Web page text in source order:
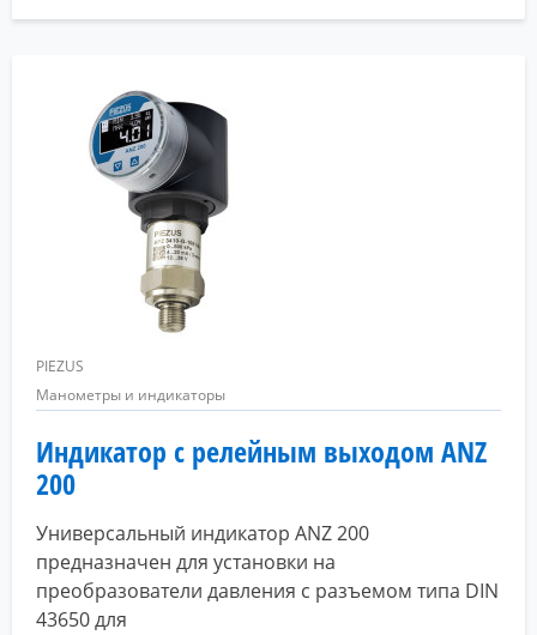
PIEZUS
Манометры и индикаторы
Индикатор с релейным выходом ANZ
200
Универсальный индикатор ANZ 200
предназначен для установки на
преобразователи давления с разъемом типа DIN
43650 для